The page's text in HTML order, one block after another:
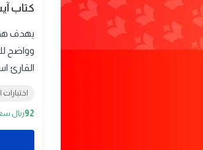
كتاب آيسل الصحي
يهدف
وواضح
القارئ
92ريال